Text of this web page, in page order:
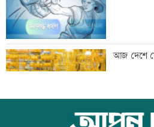
বিপিএলে
বাঁশখালীতে
আজ দেশে যে